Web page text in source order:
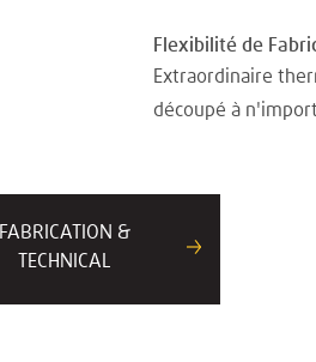
Flexibilité de
Extraordinaire
découpé à
FABRICATION &
TECHNICAL